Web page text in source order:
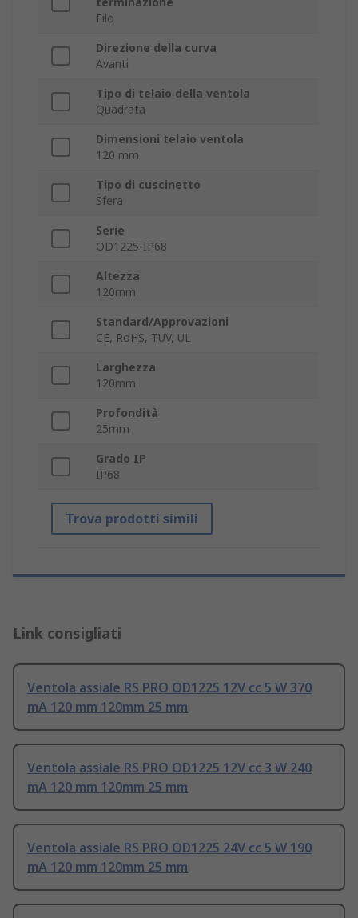
Filo
Direzione della curva
Avanti
Tipo di telaio della ventola
Quadrata
Dimensioni telaio ventola
120 mm
Tipo di cuscinetto
Sfera
Serie
OD1225-IP68
Altezza
120mm
Standard/Approvazioni
CE, RoHS, TUV, UL
Larghezza
120mm
Profondità
25mm
Grado IP
IP68
Trova prodotti simili
Link consigliati
Ventola assiale RS PRO OD1225 12V cc 5 W 370
mA 120 mm 120mm 25 mm
Ventola assiale RS PRO OD1225 12V cc 3 W 240
mA 120 mm 120mm 25 mm
Ventola assiale RS PRO OD1225 24V cc 5 W 190
mA 120 mm 120mm 25 mm